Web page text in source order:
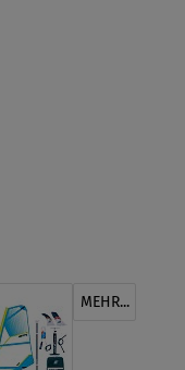
MEHR...